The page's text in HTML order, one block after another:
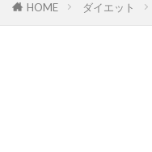
HOME ダイエット